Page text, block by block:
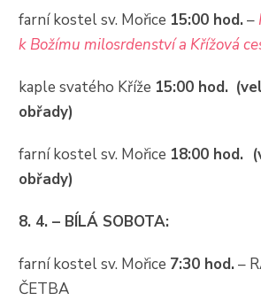
farní kostel sv. Mořice 15:00 hod.–
k Božímu milosrdenstvía Křížová
kaple svatého Kříže 15:00 hod.
obřady)
farní kostel sv. Mořice 18:00 hod.
obřady)
8. 4. – BÍLÁ SOBOTA:
farní kostel sv. Mořice 7:30 hod.–
ČETBA